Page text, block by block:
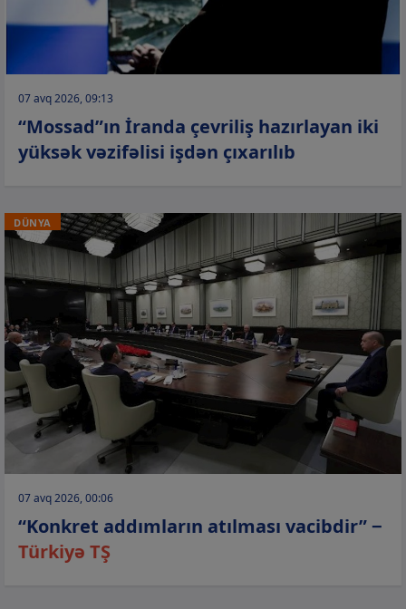
07 avq 2026, 09:13
“Mossad”ın İranda çevriliş hazırlayan iki
yüksək vəzifəlisi işdən çıxarılıb
DÜNYA
07 avq 2026, 00:06
“Konkret addımların atılması vacibdir” −
Türkiyə TŞ